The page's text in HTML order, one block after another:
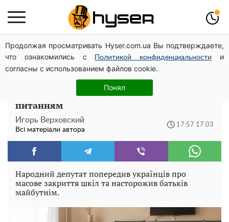
Продолжая просматривать Hyser.com.ua Вы подтверждаете,
что ознакомились с
Политикой конфиденциальности
и
согласны с использованием файлов cookie.
Понял
Новий притулок для осколків ОПЗЖ: як "Партія миру"
Новинського знову з'явилася в інформаційному полі
Школи масово закриють, а вчителі
втратять роботу: доля дітей в Україні під
питанням
Игорь Верховский
Всі матеріали автора
17:57 17.03
Народний депутат попередив українців про
масове закриття шкіл та насторожив батьків
майбутнім.